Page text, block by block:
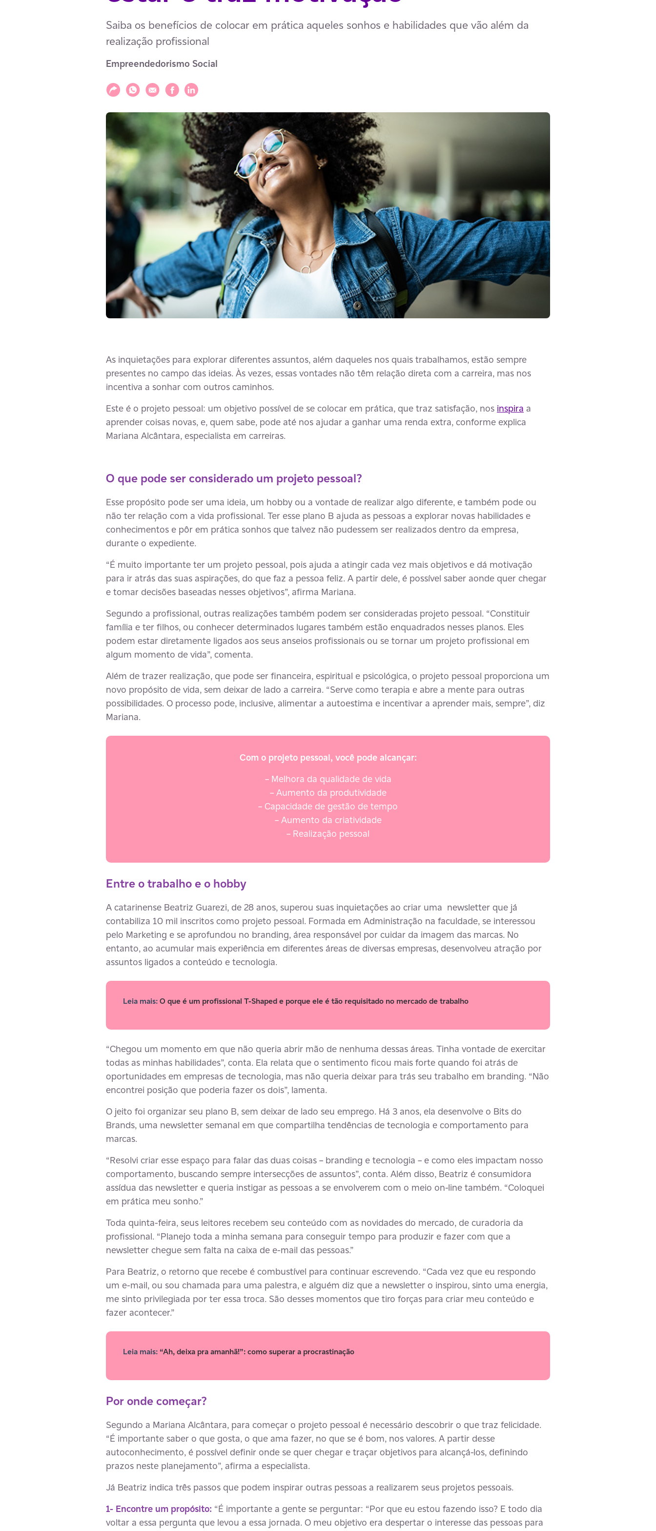
Saiba os benefícios de colocar em prática aqueles sonhos e habilidades que vão além da
realização profissional
Empreendedorismo Social
Compartilhar
Compartilhar via WhatsApp
Compartilhar via E-mail
Compartilhar via Facebook
Compartilhar via LinkedIn
As inquietações para explorar diferentes assuntos, além daqueles nos quais trabalhamos, estão sempre
presentes no campo das ideias. Às vezes, essas vontades não têm relação direta com a carreira, mas nos
incentiva a sonhar com outros caminhos.
Este é o projeto pessoal: um objetivo possível de se colocar em prática, que traz satisfação, nos inspira a
aprender coisas novas, e, quem sabe, pode até nos ajudar a ganhar uma renda extra, conforme explica
Mariana Alcântara, especialista em carreiras.
O que pode ser considerado um projeto pessoal?
Esse propósito pode ser uma ideia, um hobby ou a vontade de realizar algo diferente, e também pode ou
não ter relação com a vida profissional. Ter esse plano B ajuda as pessoas a explorar novas habilidades e
conhecimentos e pôr em prática sonhos que talvez não pudessem ser realizados dentro da empresa,
durante o expediente.
“É muito importante ter um projeto pessoal, pois ajuda a atingir cada vez mais objetivos e dá motivação
para ir atrás das suas aspirações, do que faz a pessoa feliz. A partir dele, é possível saber aonde quer chegar
e tomar decisões baseadas nesses objetivos”, afirma Mariana.
Segundo a profissional, outras realizações também podem ser consideradas projeto pessoal. “Constituir
família e ter filhos, ou conhecer determinados lugares também estão enquadrados nesses planos. Eles
podem estar diretamente ligados aos seus anseios profissionais ou se tornar um projeto profissional em
algum momento de vida”, comenta.
Além de trazer realização, que pode ser financeira, espiritual e psicológica, o projeto pessoal proporciona um
novo propósito de vida, sem deixar de lado a carreira. “Serve como terapia e abre a mente para outras
possibilidades. O processo pode, inclusive, alimentar a autoestima e incentivar a aprender mais, sempre”, diz
Mariana.
Com o projeto pessoal, você pode alcançar:
– Melhora da qualidade de vida
– Aumento da produtividade
– Capacidade de gestão de tempo
– Aumento da criatividade
– Realização pessoal
Entre o trabalho e o hobby
A catarinense Beatriz Guarezi, de 28 anos, superou suas inquietações ao criar uma newsletter que já
contabiliza 10 mil inscritos como projeto pessoal. Formada em Administração na faculdade, se interessou
pelo Marketing e se aprofundou no branding, área responsável por cuidar da imagem das marcas. No
entanto, ao acumular mais experiência em diferentes áreas de diversas empresas, desenvolveu atração por
assuntos ligados a conteúdo e tecnologia.
Leia mais:O que é um profissional T-Shaped e porque ele é tão requisitado no mercado de trabalho
“Chegou um momento em que não queria abrir mão de nenhuma dessas áreas. Tinha vontade de exercitar
todas as minhas habilidades”, conta. Ela relata que o sentimento ficou mais forte quando foi atrás de
oportunidades em empresas de tecnologia, mas não queria deixar para trás seu trabalho em branding. “Não
encontrei posição que poderia fazer os dois”, lamenta.
O jeito foi organizar seu plano B, sem deixar de lado seu emprego. Há 3 anos, ela desenvolve o Bits do
Brands, uma newsletter semanal em que compartilha tendências de tecnologia e comportamento para
marcas.
“Resolvi criar esse espaço para falar das duas coisas – branding e tecnologia – e como eles impactam nosso
comportamento, buscando sempre intersecções de assuntos”, conta. Além disso, Beatriz é consumidora
assídua das newsletter e queria instigar as pessoas a se envolverem com o meio on-line também. “Coloquei
em prática meu sonho.”
Toda quinta-feira, seus leitores recebem seu conteúdo com as novidades do mercado, de curadoria da
profissional. “Planejo toda a minha semana para conseguir tempo para produzir e fazer com que a
newsletter chegue sem falta na caixa de e-mail das pessoas.”
Para Beatriz, o retorno que recebe é combustível para continuar escrevendo. “Cada vez que eu respondo
um e-mail, ou sou chamada para uma palestra, e alguém diz que a newsletter o inspirou, sinto uma energia,
me sinto privilegiada por ter essa troca. São desses momentos que tiro forças para criar meu conteúdo e
fazer acontecer.”
Leia mais: “Ah, deixa pra amanhã!”: como superar a procrastinação
Por onde começar?
Segundo a Mariana Alcântara, para começar o projeto pessoal é necessário descobrir o que traz felicidade.
“É importante saber o que gosta, o que ama fazer, no que se é bom, nos valores. A partir desse
autoconhecimento, é possível definir onde se quer chegar e traçar objetivos para alcançá-los, definindo
prazos neste planejamento”, afirma a especialista.
Já Beatriz indica três passos que podem inspirar outras pessoas a realizarem seus projetos pessoais.
1- Encontre um propósito: “É importante a gente se perguntar: “Por que eu estou fazendo isso? E todo dia
voltar a essa pergunta que levou a essa jornada. O meu objetivo era despertar o interesse das pessoas para